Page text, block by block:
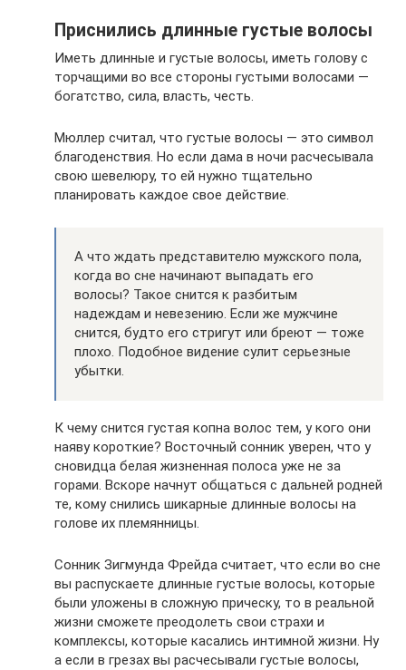
Приснились длинные густые волосы
Иметь длинные и густые волосы, иметь голову с
торчащими во все стороны густыми волосами —
богатство, сила, власть, честь.
Мюллер считал, что густые волосы — это символ
благоденствия. Но если дама в ночи расчесывала
свою шевелюру, то ей нужно тщательно
планировать каждое свое действие.
А что ждать представителю мужского пола,
когда во сне начинают выпадать его
волосы? Такое снится к разбитым
надеждам и невезению. Если же мужчине
снится, будто его стригут или бреют — тоже
плохо. Подобное видение сулит серьезные
убытки.
К чему снится густая копна волос тем, у кого они
наяву короткие? Восточный сонник уверен, что у
сновидца белая жизненная полоса уже не за
горами. Вскоре начнут общаться с дальней родней
те, кому снились шикарные длинные волосы на
голове их племянницы.
Сонник Зигмунда Фрейда считает, что если во сне
вы распускаете длинные густые волосы, которые
были уложены в сложную прическу, то в реальной
жизни сможете преодолеть свои страхи и
комплексы, которые касались интимной жизни. Ну
а если в грезах вы расчесывали густые волосы,